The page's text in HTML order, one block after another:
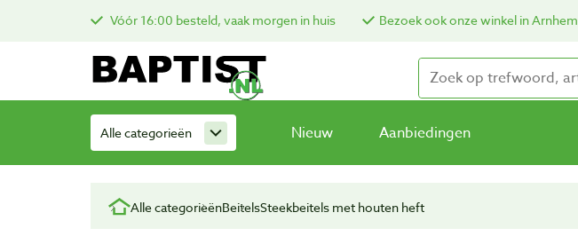
Vóór 16:00 besteld, vaak morgen in huis Bezoek ook onze winkel in Arnhem
Alle categorieën Nieuw Aanbiedingen
Alle categorieënBeitelsSteekbeitels met houten heft